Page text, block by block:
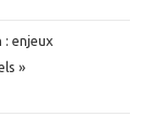
enjeux
»